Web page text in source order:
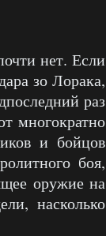
нет. Если
зо Лорака,
раз
многократно
и бойцов
боя,
оружие на
насколько